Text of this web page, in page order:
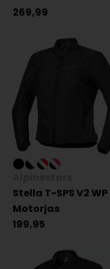
269,99
Stella T-SPS V2 WP
Motorjas
199,95